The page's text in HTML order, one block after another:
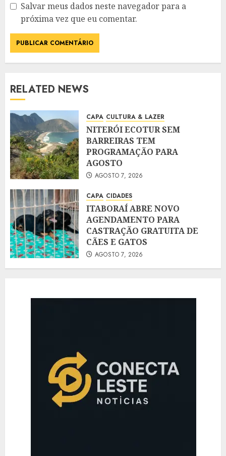
Salvar meus dados neste navegador para a
próxima vez que eu comentar.
RELATED NEWS
CAPA CULTURA & LAZER
NITERÓI ECOTUR SEM
BARREIRAS TEM
PROGRAMAÇÃO PARA
AGOSTO
AGOSTO 7, 2026
CAPA CIDADES
ITABORAÍ ABRE NOVO
AGENDAMENTO PARA
CASTRAÇÃO GRATUITA DE
CÃES E GATOS
AGOSTO 7, 2026